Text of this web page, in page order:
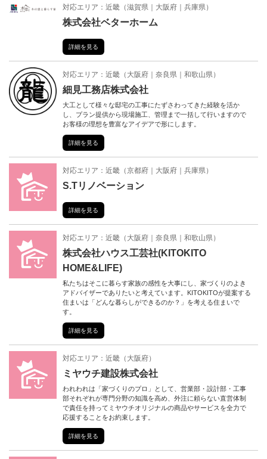
対応エリア： 近畿 （滋賀県 大阪府 兵庫県）
株式会社ベターホーム
詳細を見る
対応エリア： 近畿 （ 大阪府 奈良県 和歌山県）
細見工務店株式会社
大工として様々な邸宅の工事にたずさわってきた経験を活か
し、プラン提供から現場施工、管理まで一括して行いますので
お客様の理想を豊富なアイデアで形にします。
詳細を見る
対応エリア： 近畿 （京都府 大阪府 兵庫県）
S.Tリノベーション
詳細を見る
対応エリア： 近畿 （ 大阪府 奈良県 和歌山県）
株式会社ハウス工芸社(KITOKITO
HOME&LIFE)
私たちはそこに暮らす家族の感性を大事にし、家づくりのよき
アドバイザーでありたいと考えています。KITOKITOが提案する
住まいは「どんな暮らしができるのか？」を考える住まいで
す。
詳細を見る
対応エリア： 近畿 （ 大阪府）
ミヤウチ建設株式会社
われわれは「家づくりのプロ」として、営業部・設計部・工事
部それぞれが専門分野の知識を高め、外注に頼らない直営体制
で責任を持ってミヤウチオリジナルの商品やサービスを全力で
応援することをお約束します。
詳細を見る